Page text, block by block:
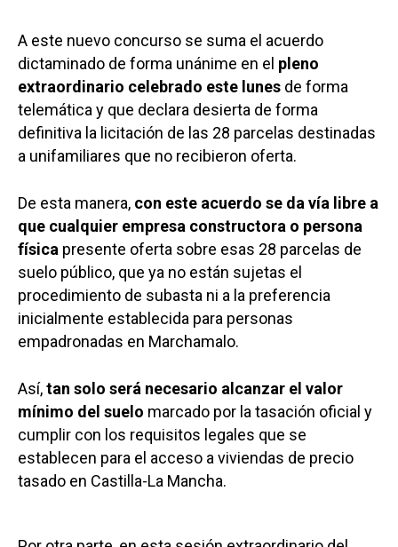
A este nuevo concurso se suma el acuerdo
dictaminado de forma unánime en el pleno
extraordinario celebrado este lunes de forma
telemática y que declara desierta de forma
definitiva la licitación de las 28 parcelas destinadas
a unifamiliares que no recibieron oferta.
De esta manera, con este acuerdo se da vía libre a
que cualquier empresa constructora o persona
física presente oferta sobre esas 28 parcelas de
suelo público, que ya no están sujetas el
procedimiento de subasta ni a la preferencia
inicialmente establecida para personas
empadronadas en Marchamalo.
Así,tan solo será necesario alcanzar el valor
mínimo del suelo marcado por la tasación oficial y
cumplir con los requisitos legales que se
establecen para el acceso a viviendas de precio
tasado en Castilla-La Mancha.